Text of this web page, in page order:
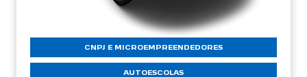
CNPJ E MICROEMPREENDEDORES
AUTOESCOLAS